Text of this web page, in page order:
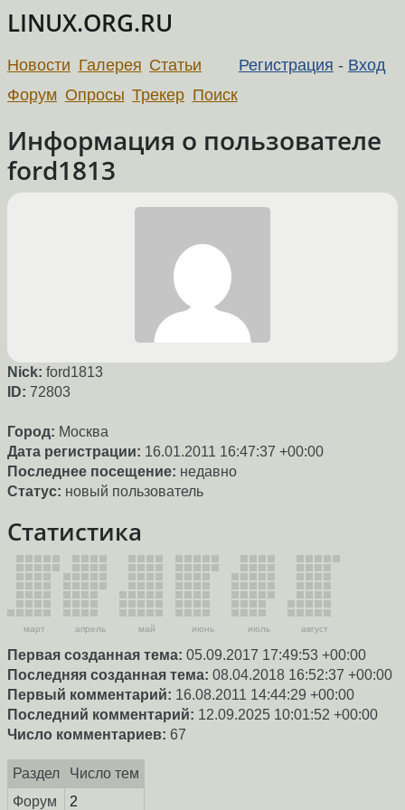
LINUX.ORG.RU
Регистрация - Вход
Новости Галерея Статьи
Форум Опросы Трекер Поиск
Информация о пользователе
ford1813
Nick: ford1813
ID: 72803
Город: Москва
Дата регистрации: 16.01.2011 16:47:37 +00:00
Последнее посещение: недавно
Статус: новый пользователь
Статистика
март апрель май июнь июль август
Первая созданная тема: 05.09.2017 17:49:53 +00:00
Последняя созданная тема: 08.04.2018 16:52:37 +00:00
Первый комментарий: 16.08.2011 14:44:29 +00:00
Последний комментарий: 12.09.2025 10:01:52 +00:00
Число комментариев: 67
Раздел
Число тем
Форум
2